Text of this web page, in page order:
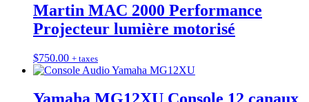
Martin MAC 2000 Performance
Projecteur lumière motorisé
$750.00 + taxes